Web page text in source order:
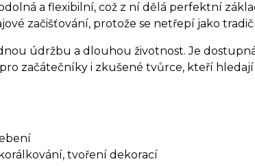
a flexibilní, což z ní dělá perfektní
začišťování, protože se netřepí jako
údržbu a dlouhou životnost. Je
začátečníky i zkušené tvůrce, kteří
tvoření dekorací